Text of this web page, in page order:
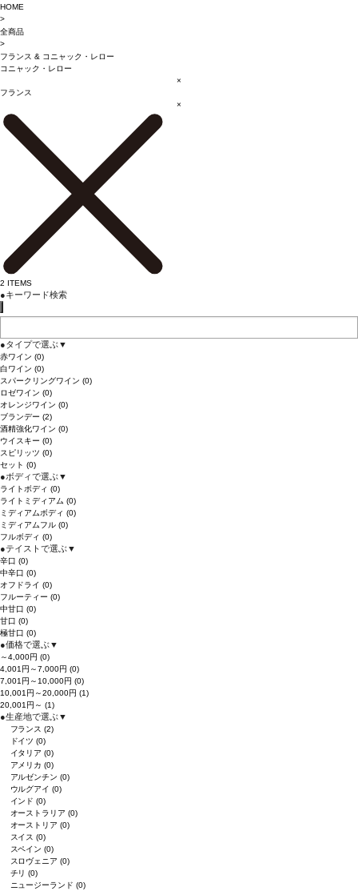
HOME
>
全商品
>
フランス & コニャック・レロー
コニャック・レロー
×
フランス
×
2 ITEMS
●キーワード検索
●タイプで選ぶ▼
赤ワイン (0)
白ワイン (0)
スパークリングワイン (0)
ロゼワイン (0)
オレンジワイン (0)
ブランデー (2)
酒精強化ワイン (0)
ウイスキー (0)
スピリッツ (0)
セット (0)
●ボディで選ぶ▼
ライトボディ (0)
ライトミディアム (0)
ミディアムボディ (0)
ミディアムフル (0)
フルボディ (0)
●テイストで選ぶ▼
辛口 (0)
中辛口 (0)
オフドライ (0)
フルーティー (0)
中甘口 (0)
甘口 (0)
極甘口 (0)
●価格で選ぶ▼
～4,000円 (0)
4,001円～7,000円 (0)
7,001円～10,000円 (0)
10,001円～20,000円 (1)
20,001円～ (1)
●生産地で選ぶ▼
フランス(2)
ドイツ(0)
イタリア(0)
アメリカ(0)
アルゼンチン(0)
ウルグアイ(0)
インド(0)
オーストラリア(0)
オーストリア(0)
スイス(0)
スペイン(0)
スロヴェニア(0)
チリ(0)
ニュージーランド(0)